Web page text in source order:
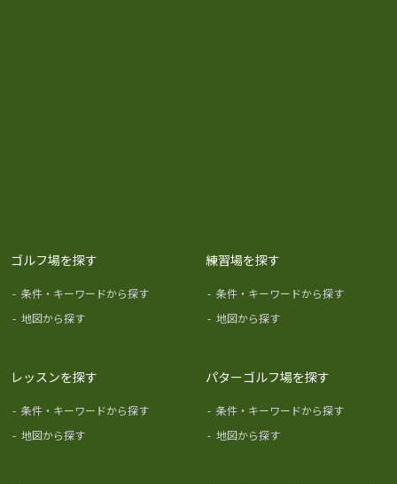
ゴルフ場を探す
- 条件・キーワードから探す
- 地図から探す
練習場を探す
- 条件・キーワードから探す
- 地図から探す
レッスンを探す
- 条件・キーワードから探す
- 地図から探す
パターゴルフ場を探す
- 条件・キーワードから探す
- 地図から探す